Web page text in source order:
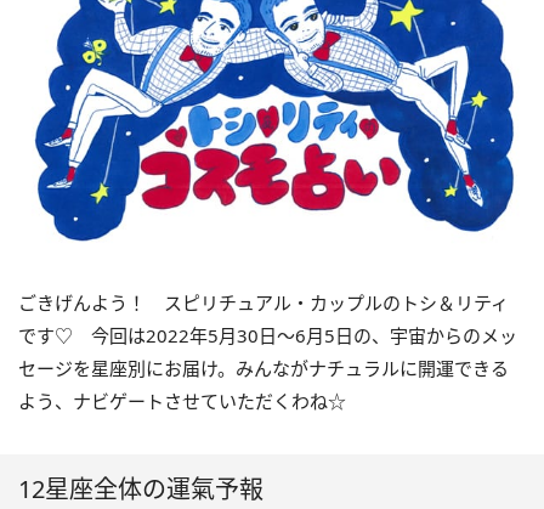
ごきげんよう！ スピリチュアル・カップルのトシ＆リティ
です♡ 今回は2022年5月30日〜6月5日の、宇宙からのメッ
セージを星座別にお届け。みんながナチュラルに開運できる
よう、ナビゲートさせていただくわね☆
12星座全体の運氣予報